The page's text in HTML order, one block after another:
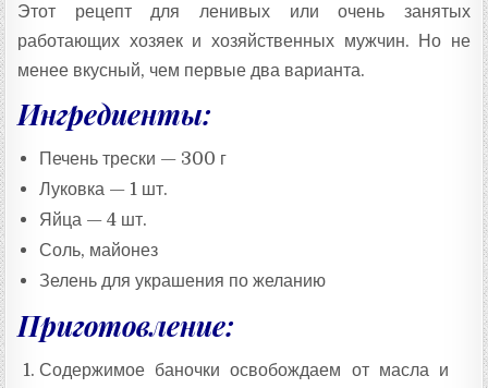
Этот рецепт для ленивых или очень занятых
работающих хозяек и хозяйственных мужчин. Но не
менее вкусный, чем первые два варианта.
Ингредиенты:
Печень трески — 300 г
Луковка — 1 шт.
Яйца — 4 шт.
Соль, майонез
Зелень для украшения по желанию
Приготовление:
Содержимое баночки освобождаем от масла и